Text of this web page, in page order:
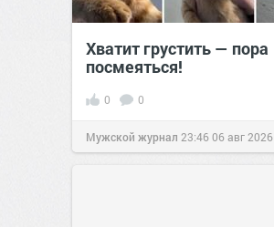
Хватит грустить — пора
посмеяться!
0 0
Мужской журнал 23:4606 авг 2026